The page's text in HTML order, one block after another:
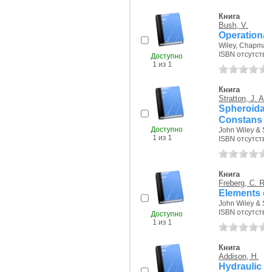
Доступно
1 из 1
Книга
Bush, V.
Wiley,
ISBN
Доступно
1 из 1
Книга
Stratton, J.
John Wiley &
ISBN
Доступно
1 из 1
Книга
Freberg, C.
Elements
John Wiley &
ISBN
Книга
Addison, H.
Hydraulic